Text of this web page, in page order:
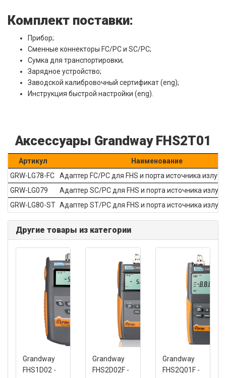
Комплект поставки:
Прибор;
Сменные коннекторы FC/PC и SC/PC;
Сумка для транспортировки;
Зарядное устройство;
Заводской калибровочный сертификат (eng);
Инструкция быстрой настройки (eng).
Аксессуары Grandway FHS2T01
Артикул
Наименование
GRW-LG78-FC
Адаптер FC/PC для FHS и порта источника
GRW-LG079
Адаптер SC/PC для FHS и порта источника
GRW-LG80-ST Адаптер ST/PC для FHS и порта источника
Другие товары из категории
Grandway
FHS1D02 -
Grandway
FHS2D02F -
Grandway
FHS2Q01F -